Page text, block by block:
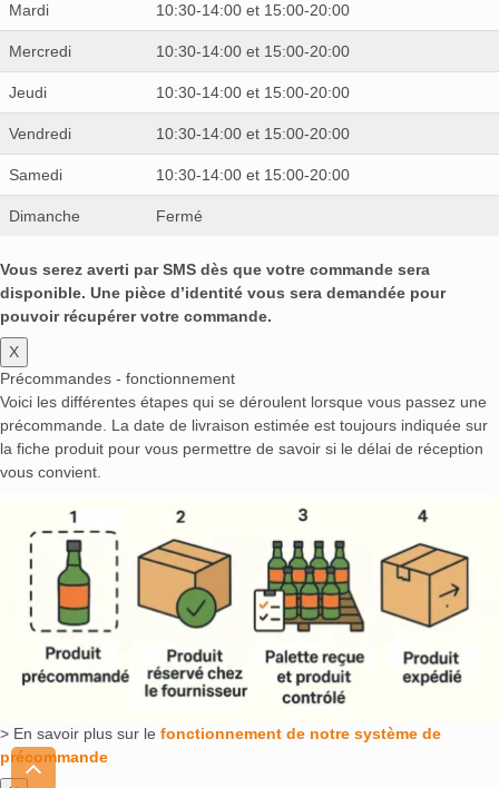
Mardi 10:30-14:00 et 15:00-20:00
Mercredi 10:30-14:00 et 15:00-20:00
Jeudi 10:30-14:00 et 15:00-20:00
Vendredi 10:30-14:00 et 15:00-20:00
Samedi 10:30-14:00 et 15:00-20:00
Dimanche Fermé
Vous serez averti par SMS dès que votre commande sera
disponible. Une pièce d’identité vous sera demandée pour
pouvoir récupérer votre commande.
X
Précommandes - fonctionnement
Voici les différentes étapes qui se déroulent lorsque vous passez une
précommande. La date de livraison estimée est toujours indiquée sur
la fiche produit pour vous permettre de savoir si le délai de réception
vous convient.
> En savoir plus sur le fonctionnement de notre système de
précommande